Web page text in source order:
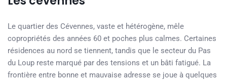
Le quartier des Cévennes, vaste et hétérogène, mêle
copropriétés des années 60 et poches plus calmes. Certaines
résidences au nord se tiennent, tandis que le secteur du Pas
du Loup reste marqué par des tensions et un bâti fatigué. La
frontière entre bonne et mauvaise adresse se joue à quelques